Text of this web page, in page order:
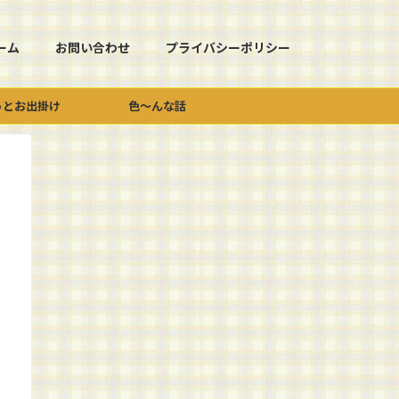
ム お問い合わせ プライバシーポリシー
お出掛け 色～んな話